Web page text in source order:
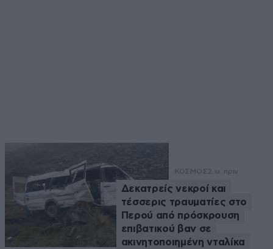
ΚΟΣΜΟΣ2 ω. πριν
Δεκατρείς νεκροί και
τέσσερις τραυματίες στο
Περού από πρόσκρουση
επιβατικού βαν σε
ακινητοποιημένη νταλίκα